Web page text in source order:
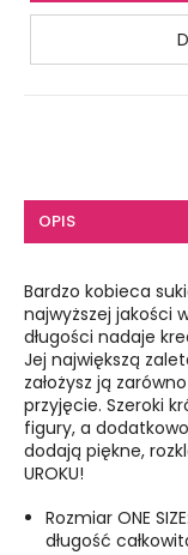
OPIS
Bardzo kobieca
najwyższej jakości
długości nadaje
Jej największą
założysz ją
przyjęcie. Szeroki
figury, a
dodają piękne,
UROKU!
Rozmiar ONE
długość